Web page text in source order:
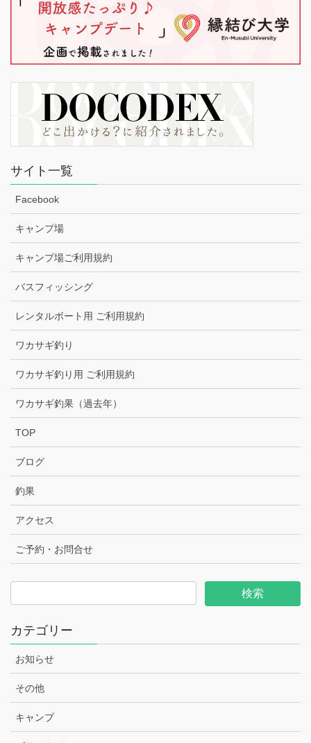
サイト一覧
Facebook
キャンプ場
キャンプ場ご利用規約
バスフィッシング
レンタルボート用 ご利用規約
ワカサギ釣り
ワカサギ釣り用 ご利用規約
ワカサギ釣果（過去年）
TOP
ブログ
釣果
アクセス
ご予約・お問合せ
カテゴリー
お知らせ
その他
キャンプ